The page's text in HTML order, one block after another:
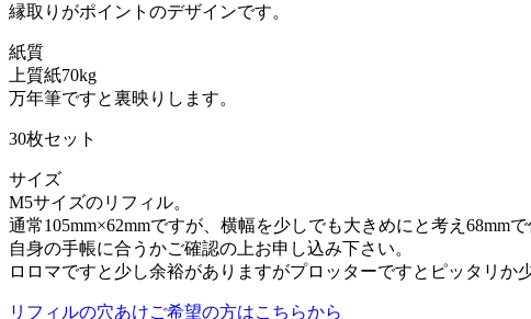
縁取りがポイントのデザインです。
紙質
上質紙70kg
万年筆ですと裏映りします。
30枚セット
サイズ
M5サイズのリフィル。
通常105mm×62mmですが、横幅を少しでも大きめにと考え68mmで
自身の手帳に合うかご確認の上お申し込み下さい。
ロロマですと少し余裕がありますがプロッターですとピッタリか
リフィルの穴あけご希望の方はこちらから